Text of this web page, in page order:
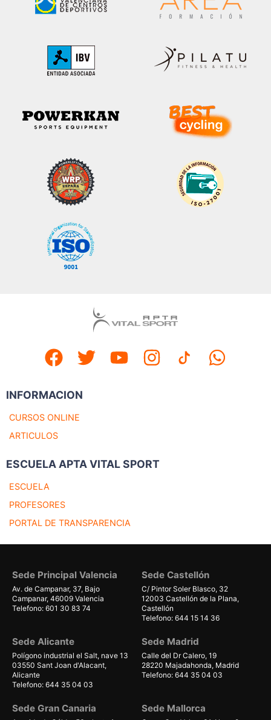
INFORMACION
CURSOS ONLINE
ARTICULOS
ESCUELA APTA VITAL SPORT
ESCUELA
PROFESORES
PORTAL DE TRANSPARENCIA
Sede Principal Valencia
Av. de Campanar, 37, Bajo
Campanar, 46009 Valencia
Telefono: 601 30 83 74
Sede Castellón
C/ Pintor Soler Blasco, 32
12003 Castellón de la Plana,
Castellón
Telefono: 644 15 14 36
Sede Alicante
Polígono industrial el Salt, nave 13
03550 Sant Joan d'Alacant,
Alicante
Telefono: 644 35 04 03
Sede Madrid
Calle del Dr Calero, 19
28220 Majadahonda, Madrid
Telefono: 644 35 04 03
Sede Gran Canaria Sede Mallorca